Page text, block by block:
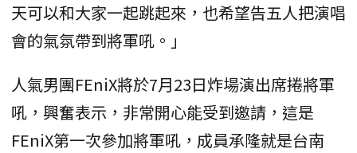
天可以和大家一起跳起來，也希望告五人把演唱
會的氣氛帶到將軍吼。」
人氣男團FEniX將於7月23日炸場演出席捲將軍
吼，興奮表示，非常開心能受到邀請，這是
FEniX第一次參加將軍吼，成員承隆就是台南